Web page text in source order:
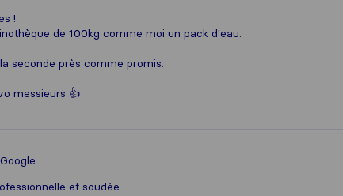
!
de 100kg comme moi un pack d'eau.
seconde près comme promis.
messieurs 👍
et soudée.